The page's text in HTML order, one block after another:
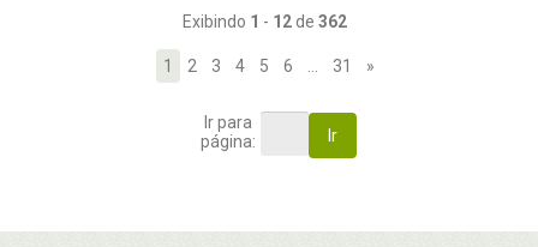
Exibindo 1 - 12de 362
1 2 3 4 5 6 31 »
Ir para
página:
Ir